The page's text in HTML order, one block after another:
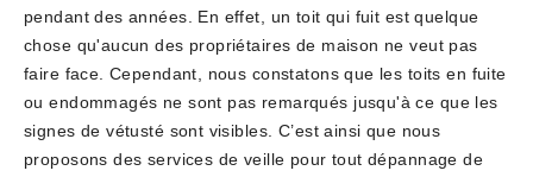
pendant des années. En effet, un toit qui fuit est quelque
chose qu'aucun des propriétaires de maison ne veut pas
faire face. Cependant, nous constatons que les toits en fuite
ou endommagés ne sont pas remarqués jusqu'à ce que les
signes de vétusté sont visibles. C’est ainsi que nous
proposons des services de veille pour tout dépannage de